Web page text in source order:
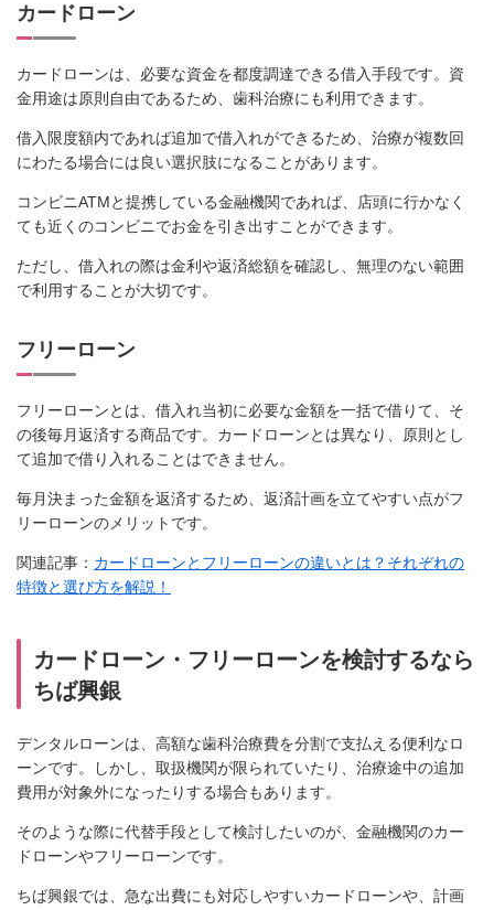
カードローン
カードローンは、必要な資金を都度調達できる借入手段です。資
金用途は原則自由であるため、歯科治療にも利用できます。
借入限度額内であれば追加で借入れができるため、治療が複数回
にわたる場合には良い選択肢になることがあります。
コンビニATMと提携している金融機関であれば、店頭に行かなく
ても近くのコンビニでお金を引き出すことができます。
ただし、借入れの際は金利や返済総額を確認し、無理のない範囲
で利用することが大切です。
フリーローン
フリーローンとは、借入れ当初に必要な金額を一括で借りて、そ
の後毎月返済する商品です。カードローンとは異なり、原則とし
て追加で借り入れることはできません。
毎月決まった金額を返済するため、返済計画を立てやすい点がフ
リーローンのメリットです。
関連記事： カードローンとフリーローンの違いとは？それぞれの
特徴と選び方を解説！
カードローン・フリーローンを検討するなら
ちば興銀
デンタルローンは、高額な歯科治療費を分割で支払える便利なロ
ーンです。しかし、取扱機関が限られていたり、治療途中の追加
費用が対象外になったりする場合もあります。
そのような際に代替手段として検討したいのが、金融機関のカー
ドローンやフリーローンです。
ちば興銀では、急な出費にも対応しやすいカードローンや、計画